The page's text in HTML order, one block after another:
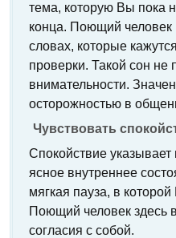
тема, которую Вы пока
конца. Поющий человек
словах, которые
проверки. Такой сон не
внимательности.
осторожностью в
Чувствовать
Спокойствие
ясное внутреннее
мягкая пауза, в
Поющий человек здесь
согласия с собой.